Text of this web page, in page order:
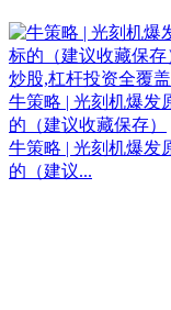
牛策略 | 光刻机爆发
的（建议收藏保存）
牛策略 | 光刻机爆发
的（建议...